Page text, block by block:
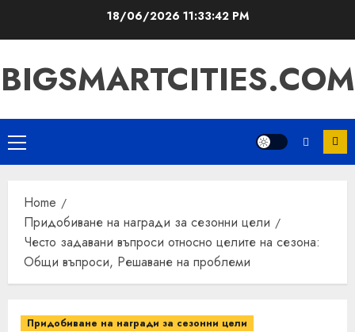
18/06/2026 11:33:43 PM
BIGSMARTCITIES.COM
Primary
Menu
Home
Придобиване на награди за сезонни цели
Често задавани въпроси относно целите на сезона:
Общи въпроси, Решаване на проблеми
Придобиване на награди за сезонни цели